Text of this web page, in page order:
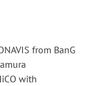
from BanG
with